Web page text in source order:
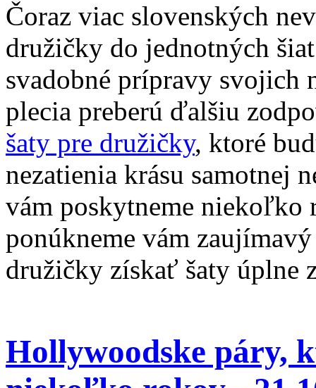
Čoraz viac slovenských
družičky do jednotných
svadobné prípravy svojich
plecia preberú ďalšiu
šaty pre družičky, ktoré
nezatienia krásu samotnej
vám poskytneme niekoľko
ponúkneme vám
družičky získať šaty úplne
Hollywoodske páry,